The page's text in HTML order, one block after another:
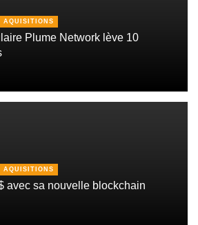
AQUISITIONS
Plume Network lève 10
AQUISITIONS
avec sa nouvelle blockchain